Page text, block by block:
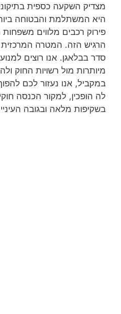
מצדיק השקעה כספית
פירוק רכבים מלווים
הרגיש הזה. המטרה
סדר בבלאגן. אנו רוצים
מיותרות מול רשויות החוק
במקביל, אנו נעזור לכם
לה הופכין, למקור הכנסה
בשקיפות מלאה ובגובה